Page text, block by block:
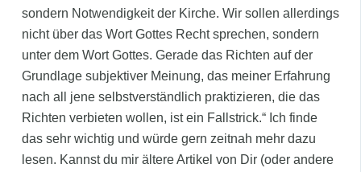
sondern Notwendigkeit der Kirche. Wir sollen allerdings
nicht über das Wort Gottes Recht sprechen, sondern
unter dem Wort Gottes. Gerade das Richten auf der
Grundlage subjektiver Meinung, das meiner Erfahrung
nach all jene selbstverständlich praktizieren, die das
Richten verbieten wollen, ist ein Fallstrick.“ Ich finde
das sehr wichtig und würde gern zeitnah mehr dazu
lesen. Kannst du mir ältere Artikel von Dir (oder andere